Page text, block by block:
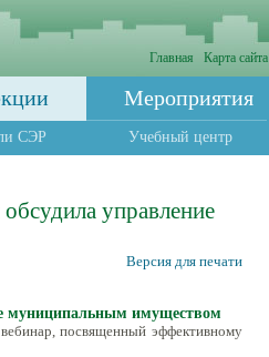
Главная Карта сайта
Мероприятия
СЭР Учебный центр
управление
Версия для печати
муниципальным имуществом
посвященный эффективному